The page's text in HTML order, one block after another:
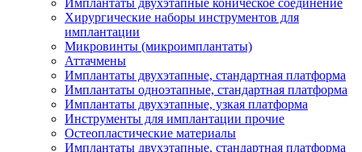
Имплантаты двухэтапные коническое соединение
Хирургические наборы инструментов для
имплантации
Микровинты (микроимплантаты)
Аттачмены
Имплантаты двухэтапные, стандартная платформа
Имплантаты одноэтапные, стандартная платформа
Имплантаты двухэтапные, узкая платформа
Инструменты для имплантации прочие
Остеопластические материалы
Имплантаты двухэтапные, стандартная платформа